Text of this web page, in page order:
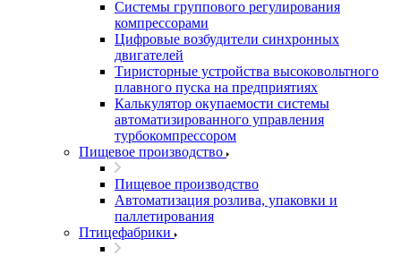
Системы группового регулирования
компрессорами
Цифровые возбудители синхронных
двигателей
Тиристорные устройства высоковольтного
плавного пуска на предприятиях
Калькулятор окупаемости системы
автоматизированного управления
турбокомпрессором
Пищевое производство
Пищевое производство
Автоматизация розлива, упаковки и
паллетирования
Птицефабрики